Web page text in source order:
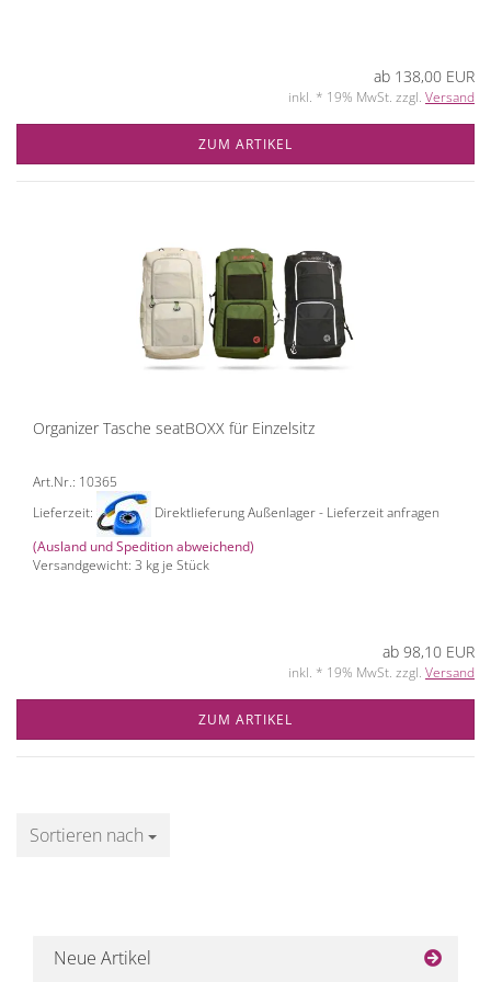
ab 138,00 EUR
inkl. * 19% MwSt. zzgl. Versand
ZUM ARTIKEL
Organizer Tasche seatBOXX für Einzelsitz
Art.Nr.: 10365
Lieferzeit:
Direktlieferung Außenlager - Lieferzeit anfragen
(Ausland und Spedition abweichend)
Versandgewicht: 3 kg je Stück
ab 98,10 EUR
inkl. * 19% MwSt. zzgl. Versand
ZUM ARTIKEL
Sortieren nach
Sortieren nach
Neue Artikel